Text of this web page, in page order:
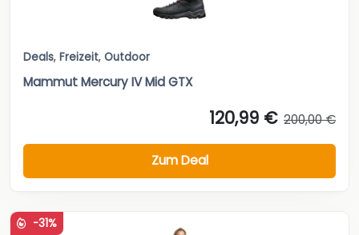
Deals, Freizeit, Outdoor
Mammut Mercury IV Mid GTX
120,99 € 200,00 €
Zum Deal
-31%